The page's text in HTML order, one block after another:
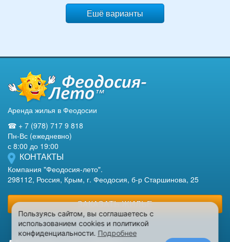
Ешё варианты
Аренда жилья в Феодосии
☎ + 7 (978) 717 9 818
Пн-Вс (ежедневно)
с 8:00 до 19:00
КОНТАКТЫ
Компания "Феодосия-лето".
298112, Россия, Крым, г. Феодосия, б-р Старшинова, 25
ЗАКАЗАТЬ ЖИЛЬЕ
Пользуясь сайтом, вы соглашаетесь с
использованием cookies и политикой
конфиденциальности. Подробнее